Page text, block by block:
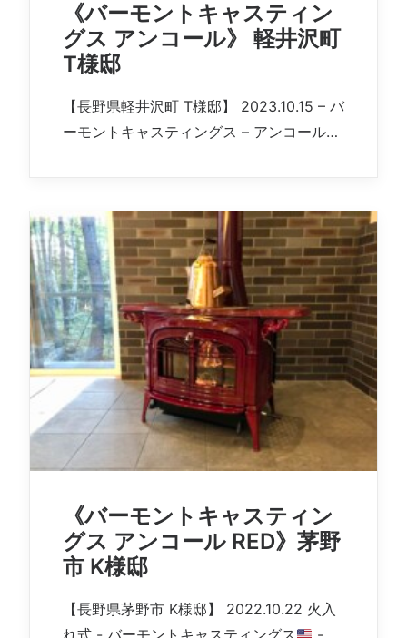
《バーモントキャスティン
グス アンコール》 軽井沢町
T様邸
【長野県軽井沢町 T様邸】 2023.10.15 – バ
ーモントキャスティングス – アンコール…
《バーモントキャスティン
グス アンコール RED》茅野
市 K様邸
【長野県茅野市 K様邸】 2022.10.22 火入